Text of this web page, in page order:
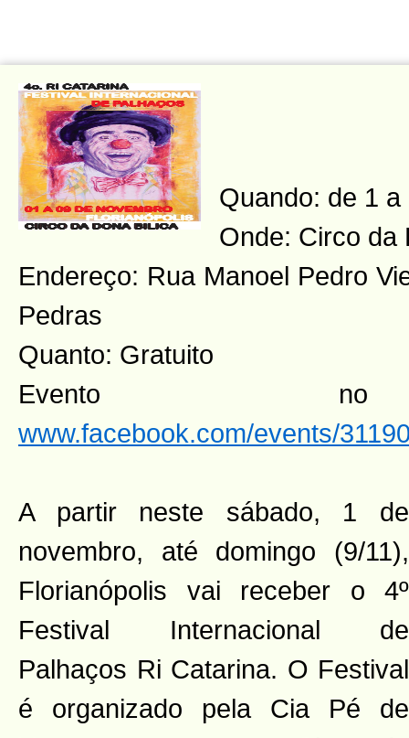
Quando: de 1
Onde: Circo da
Endereço: Rua Manoel Pedro
Pedras
Quanto: Gratuito
Evento
www.facebook.com/events/
A partir neste sábado, 1 de
novembro, até domingo (9/11),
Florianópolis vai receber o 4º
Festival Internacional de
Palhaços Ri Catarina. O Festival
é organizado pela Cia Pé de